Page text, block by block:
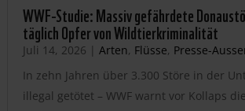
WWF-Studie: Massiv gefährdete
täglich Opfer von Wildtierkriminalität
Juli 14, 2026 | Arten, Flüsse, Presse-
In zehn Jahren über 3.300 Störe in der
illegal getötet – WWF warnt vor Kollaps